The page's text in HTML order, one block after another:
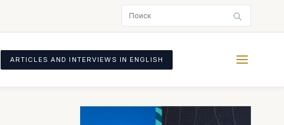
ARTICLES AND INTERVIEWS IN ENGLISH